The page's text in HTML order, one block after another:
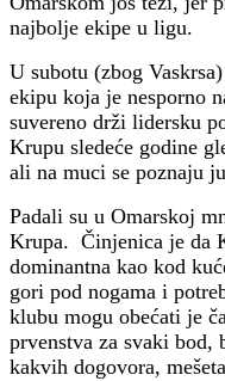
najbolje ekipe u ligu.
U subotu (zbog
ekipu koja je nesporno
suvereno drži lidersku
Krupu sledeće godine
ali na muci se poznaju
Padali su u Omarskoj
Krupa. Činjenica je da
dominantna kao kod
gori pod nogama i
klubu mogu obećati je
prvenstva za svaki
kakvih dogovora,